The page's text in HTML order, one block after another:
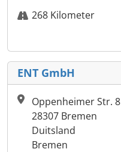
268 Kilometer
ENT GmbH
Oppenheimer Str. 8
28307 Bremen
Duitsland
Bremen